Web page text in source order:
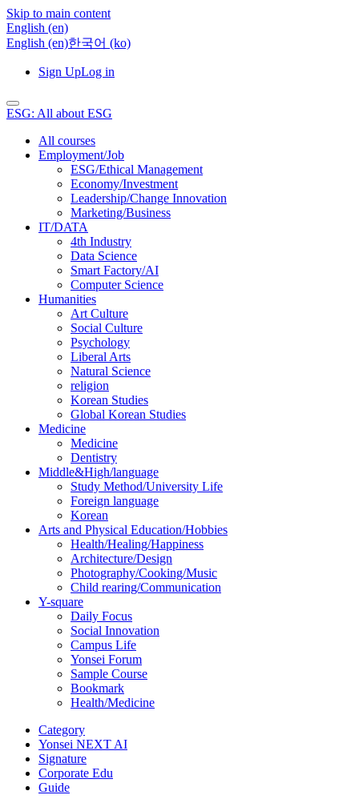
Skip to main content
English ‎(en)‎
English ‎(en)‎한국어 ‎(ko)‎
Sign UpLog in
ESG: All about ESG
All courses
Employment/Job
ESG/Ethical Management
Economy/Investment
Leadership/Change Innovation
Marketing/Business
IT/DATA
4th Industry
Data Science
Smart Factory/AI
Computer Science
Humanities
Art Culture
Social Culture
Psychology
Liberal Arts
Natural Science
religion
Korean Studies
Global Korean Studies
Medicine
Medicine
Dentistry
Middle&High/language
Study Method/University Life
Foreign language
Korean
Arts and Physical Education/Hobbies
Health/Healing/Happiness
Architecture/Design
Photography/Cooking/Music
Child rearing/Communication
Y-square
Daily Focus
Social Innovation
Campus Life
Yonsei Forum
Sample Course
Bookmark
Health/Medicine
Category
Yonsei NEXT AI
Signature
Corporate Edu
Guide